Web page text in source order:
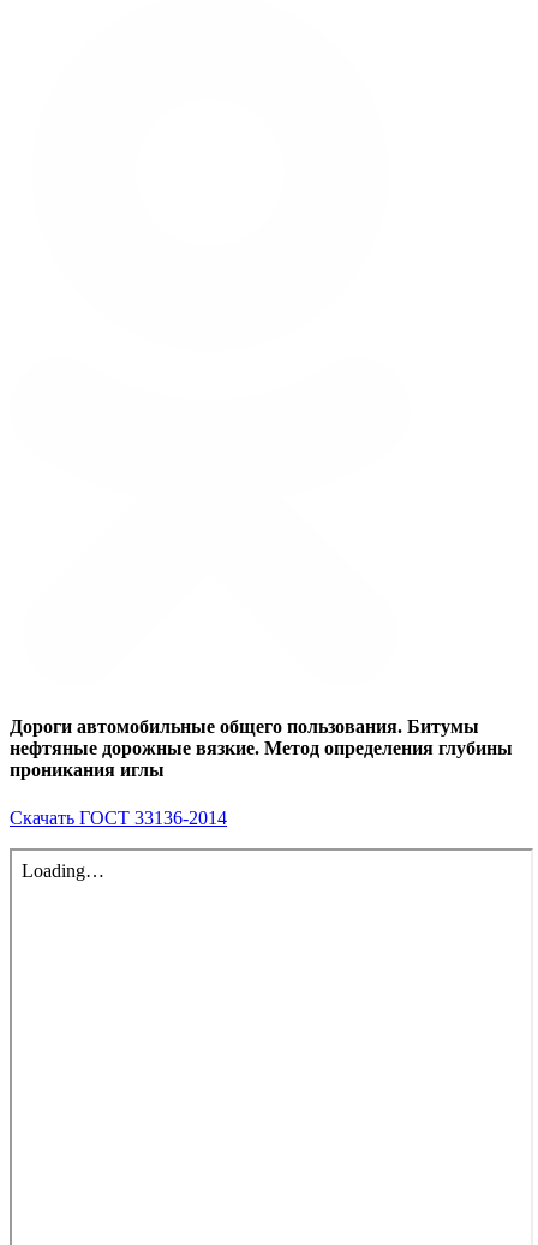
Дороги автомобильные общего пользования. Битумы
нефтяные дорожные вязкие. Метод определения глубины
проникания иглы
Скачать ГОСТ 33136-2014